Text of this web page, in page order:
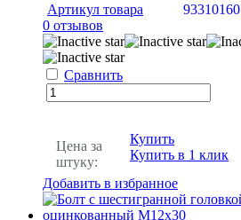
Артикул товара
93310160
0 отзывов
Сравнить
Цена за
штуку:
Купить
Купить в 1 клик
Добавить в избранное